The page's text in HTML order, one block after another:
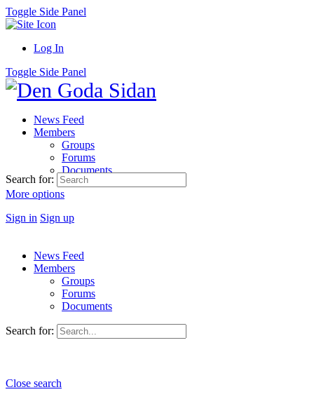
Toggle Side Panel
Log In
Toggle Side Panel
News Feed
Members
Groups
Forums
Documents
More options
Sign in Sign up
Search for:
News Feed
Members
Groups
Forums
Documents
Search for:
Close search